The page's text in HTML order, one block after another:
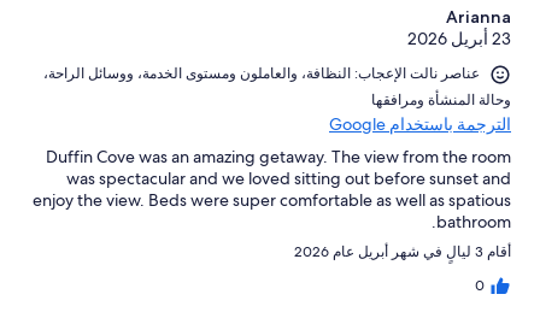
Arianna
23 أبريل 2026
عناصر نالت الإعجاب: ⁦النظافة⁩، و⁦العاملون ومستوى الخدمة⁩، و⁦وسائل الراحة⁩،
و⁦حالة المنشأة ومرافقها⁩
الترجمة باستخدام Google
Duffin Cove was an amazing getaway. The view from the room
was spectacular and we loved sitting out before sunset and
enjoy the view. Beds were super comfortable as well as spatious
bathroom.
أقام 3 ليالٍ في شهر أبريل عام 2026
0